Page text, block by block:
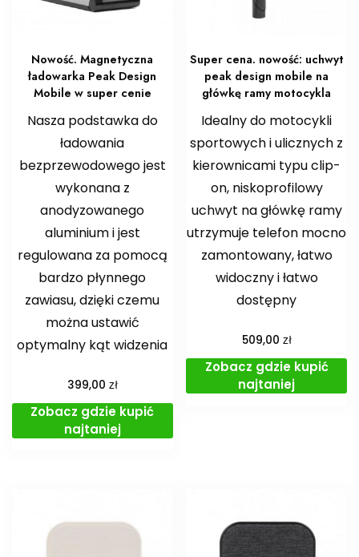
Nowość. Magnetyczna
ładowarka Peak Design
Mobile w super cenie
Nasza podstawka do
ładowania
bezprzewodowego jest
wykonana z
anodyzowanego
aluminium i jest
regulowana za pomocą
bardzo płynnego
zawiasu, dzięki czemu
można ustawić
optymalny kąt widzenia
399,00 zł
Zobacz gdzie kupić
najtaniej
Super cena. nowość: uchwyt
peak design mobile na
główkę ramy motocykla
Idealny do motocykli
sportowych i ulicznych z
kierownicami typu clip-
on, niskoprofilowy
uchwyt na główkę ramy
utrzymuje telefon mocno
zamontowany, łatwo
widoczny i łatwo
dostępny
509,00 zł
Zobacz gdzie kupić
najtaniej